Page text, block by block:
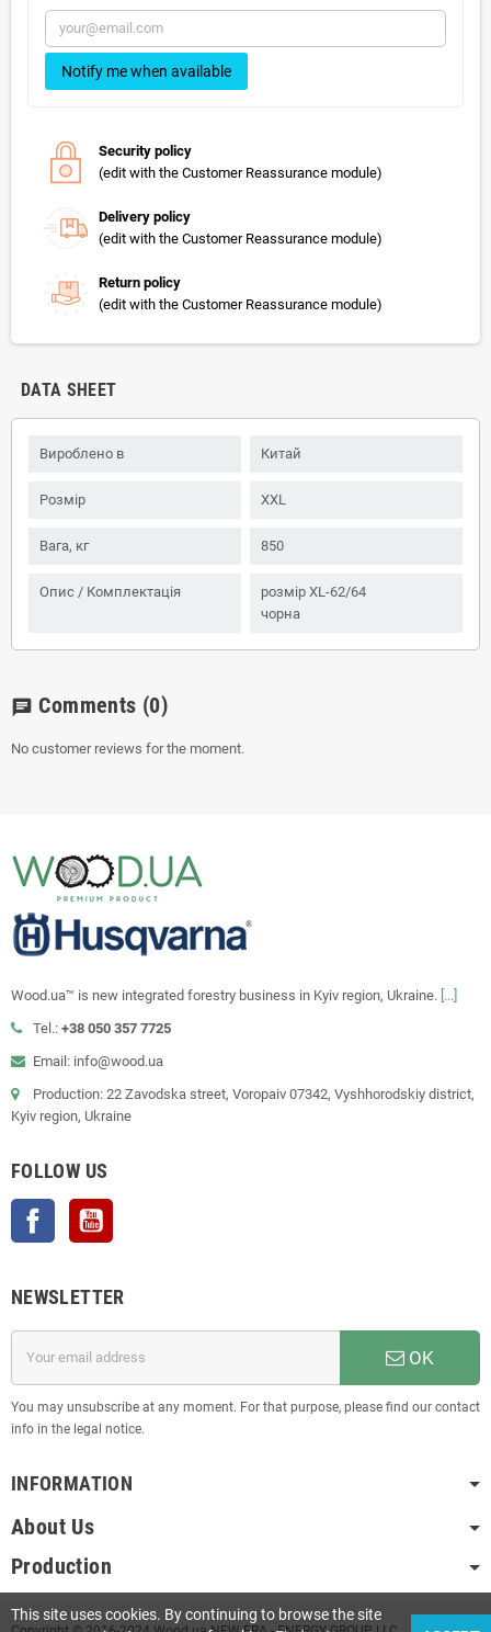
Notify me when available
Security policy
(edit with the Customer Reassurance module)
Delivery policy
(edit with the Customer Reassurance module)
Return policy
(edit with the Customer Reassurance module)
DATA SHEET
Вироблено в Китай
Розмір XXL
Вага, кг 850
Опис / Комплектація
розмір XL-62/64
чорна
chat Comments (0)
No customer reviews for the moment.
Wood.ua™ is new integrated forestry business in Kyiv region, Ukraine. [...]
Tel.: +38 050 357 7725
Email: info@wood.ua
Production: 22 Zavodska street, Voropaiv 07342, Vyshhorodskiy district,
Kyiv region, Ukraine
FOLLOW US
Facebook
NEWSLETTER
OK
You may unsubscribe at any moment. For that purpose, please find our contact
info in the legal notice.
INFORMATION
About Us
Production
This site uses cookies. By continuing to browse the site